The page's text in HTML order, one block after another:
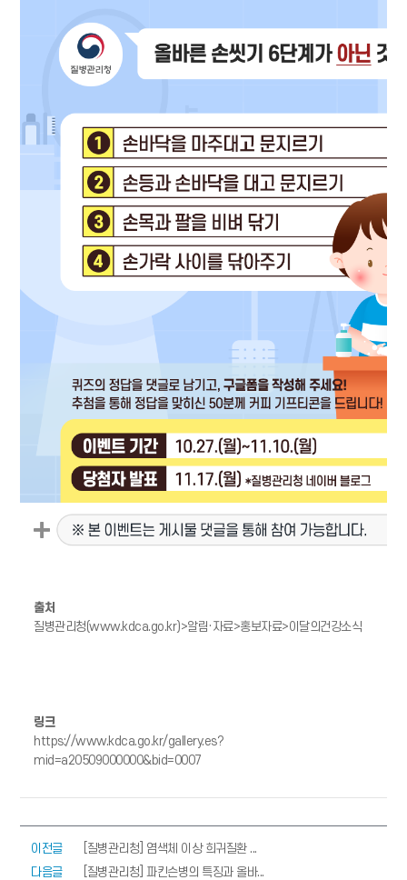
출처
질병관리청(www.kdca.go.kr)>알림·자료>홍보자료>이달의건강소식
링크
https://www.kdca.go.kr/gallery.es?
mid=a20509000000&bid=0007
이전글
[질병관리청] 염색체 이상 희귀질환 ...
다음글
[질병관리청] 파킨슨병의 특징과 올바...